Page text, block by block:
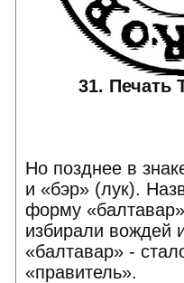
31. Печать
Но позднее в
и «бэр» (лук).
форму
избирали вождей
«балтавар» -
«правитель».